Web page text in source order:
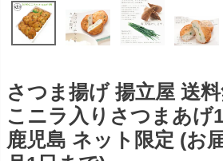
さつま揚げ 揚立屋 送
こニラ入りさつまあげ
鹿児島 ネット限定 (お